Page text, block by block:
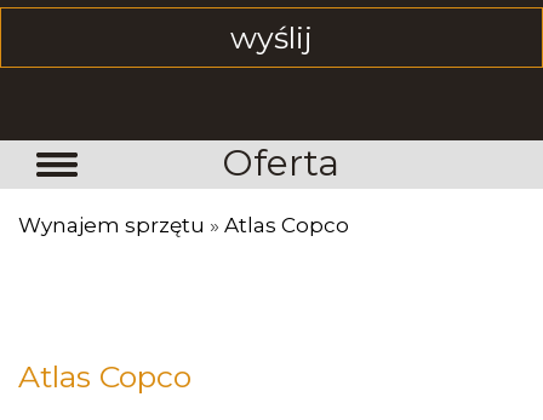
Oferta
Wynajem sprzętu » Atlas Copco
Atlas Copco